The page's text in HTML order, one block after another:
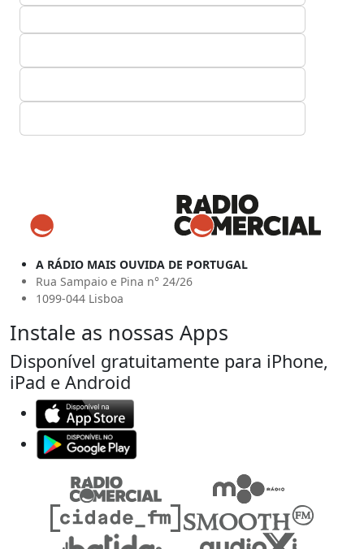
A RÁDIO MAIS OUVIDA DE PORTUGAL
Rua Sampaio e Pina n° 24/26
1099-044 Lisboa
Instale as nossas Apps
Disponível gratuitamente para iPhone,
iPad e Android